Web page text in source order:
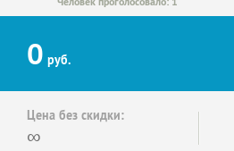
0 руб.
Цена без скидки:
∞